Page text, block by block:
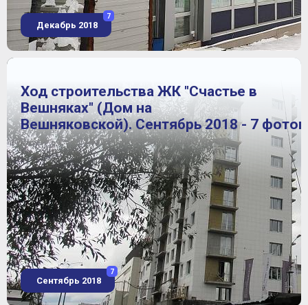
Декабрь 2018
7
Ход строительства ЖК "Счастье в
Вешняках" (Дом на
Вешняковской). Сентябрь 2018 - 7
Сентябрь 2018
7